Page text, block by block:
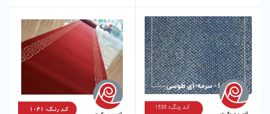
دارای
انواع
مختلفی
می
باشد.
گزینه
ها
ممکن
است